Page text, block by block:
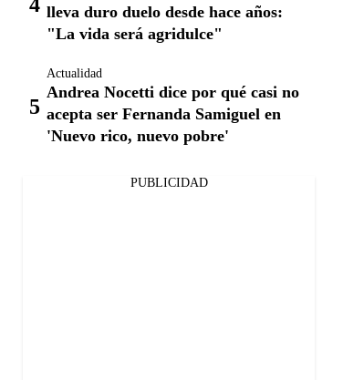
lleva duro duelo desde hace años:
"La vida será agridulce"
Actualidad
Andrea Nocetti dice por qué casi no
acepta ser Fernanda Samiguel en
'Nuevo rico, nuevo pobre'
PUBLICIDAD